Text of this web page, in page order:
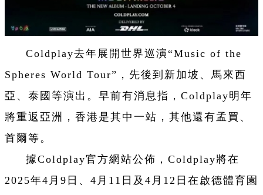
Coldplay去年展開世界巡演“Music of the
Spheres World Tour”，先後到新加坡、馬來西
亞、泰國等演出。早前有消息指，Coldplay明年
將重返亞洲，香港是其中一站，其他還有孟買、
首爾等。
據Coldplay官方網站公佈，Coldplay將在
2025年4月9日、4月11日及4月12日在啟德體育園